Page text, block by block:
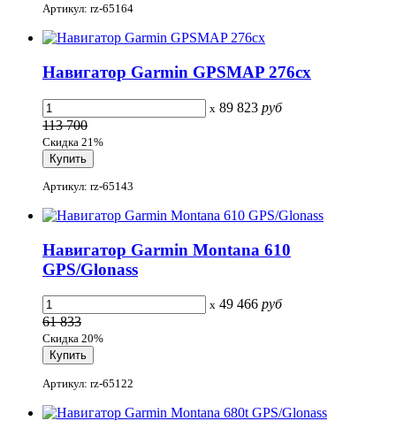
Артикул: rz-65164
Навигатор Garmin GPSMAP 276cx
x 89 823 руб
113 700
Скидка 21%
Артикул: rz-65143
Навигатор Garmin Montana 610
GPS/Glonass
x 49 466 руб
61 833
Скидка 20%
Артикул: rz-65122